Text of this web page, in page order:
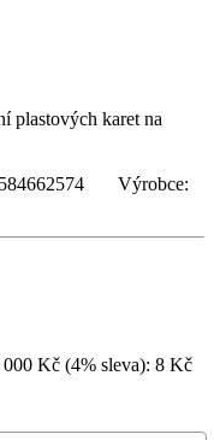
plastových karet na
Výrobce:
000 Kč (4% sleva): 8 Kč